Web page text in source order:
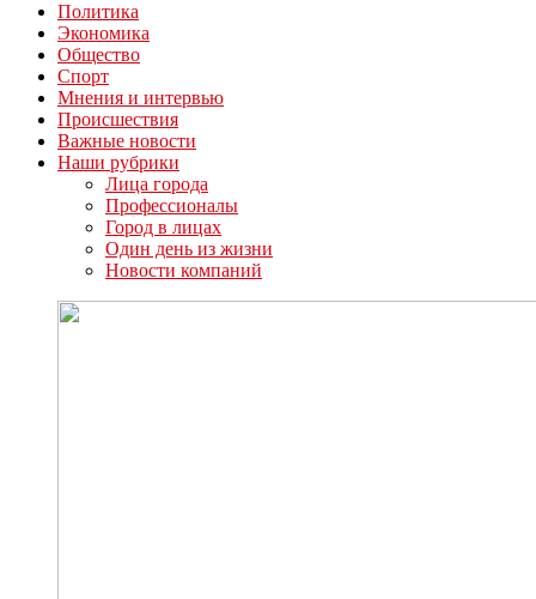
Политика
Экономика
Общество
Спорт
Мнения и интервью
Происшествия
Важные новости
Наши рубрики
Лица города
Профессионалы
Город в лицах
Один день из жизни
Новости компаний